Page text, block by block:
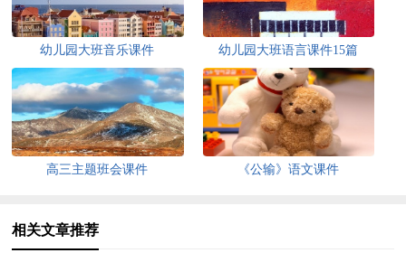
幼儿园大班音乐课件 幼儿园大班语言课件15篇
高三主题班会课件 《公输》语文课件
相关文章推荐